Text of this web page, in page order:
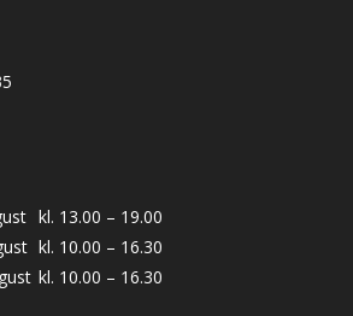
kl. 13.00 – 19.00
kl. 10.00 – 16.30
kl. 10.00 – 16.30